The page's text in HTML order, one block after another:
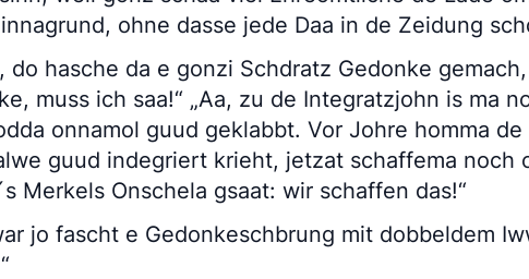
ohne dasse jede Daa in de Zeidung
do hasche da e gonzi Schdratz Gedonke
muss ich saa!“ „Aa, zu de Integratzjohn is ma
onnamol guud geklabbt. Vor Johre homma
guud indegriert krieht, jetzat schaffema noch
Merkels Onschela gsaat: wir schaffen das!“
jo fascht e Gedonkeschbrung mit dobbeldem